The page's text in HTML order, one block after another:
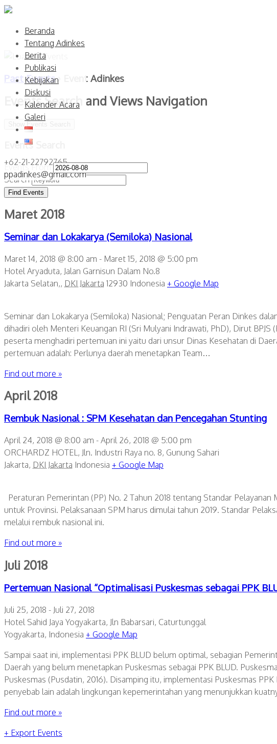
Beranda
Tentang Adinkes
Berita
Publikasi
Kebijakan
Diskusi
Kalender Acara
Galeri
+62-21-22792765
ppadinkes@gmail.com
Past Events› Event Adinkes
Events Search and Views Navigation
Events Search
Events From
Search
Maret 2018
Seminar dan Lokakarya (Semiloka) Nasional
Maret 14, 2018 @ 8:00 am - Maret 15, 2018 @ 5:00 pm
Hotel Aryaduta, Jalan Garnisun Dalam No.8
Jakarta Selatan,, DKI Jakarta 12930 Indonesia + Google Map
Seminar dan Lokakarya (Semiloka) Nasional; Penguatan Peran Dinkes
dihadiri oleh Menteri Keuangan RI (Sri Mulyani Indrawati, PhD), Dirut
peserta menghadiri pertemuan ini yaitu dari unsur Dinas Kesehatan di
pertemuan adalah: Perlunya daerah menetapkan Team…
Find out more »
April 2018
Rembuk Nasional : SPM Kesehatan dan Pencegahan Stunting
April 24, 2018 @ 8:00 am - April 26, 2018 @ 5:00 pm
ORCHARDZ HOTEL, Jln. Industri Raya no. 8, Gunung Sahari
Jakarta, DKI Jakarta Indonesia + Google Map
Peraturan Pemerintan (PP) No. 2 Tahun 2018 tentang Standar
untuk Provinsi. Pelaksanaan SPM harus dimulai tahun 2019. Standar
melalui rembuk nasional ini.
Find out more »
Juli 2018
Pertemuan Nasional “Optimalisasi Puskesmas sebagai PPK
Juli 25, 2018 - Juli 27, 2018
Hotel Sahid Jaya Yogyakarta, Jln Babarsari, Caturtunggal
Yogyakarta, Indonesia + Google Map
Sampai saat ini, implementasi PPK BLUD belum optimal, sebagian
Daerah yang belum menetapkan Puskesmas sebagai PPK BLUD.
Puskesmas (Pusdatin, 2016). Disamping itu, implementasi Puskesmas
penyebab lain adalah lingkungan kepemerintahan yang menunjukkan
Find out more »
+ Export Events